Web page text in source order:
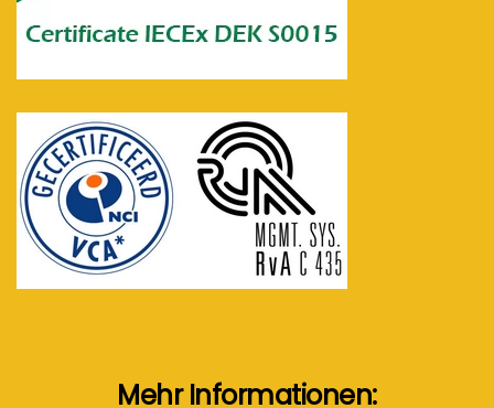
Mehr Informationen: